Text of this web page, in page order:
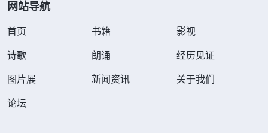
源就是因为凭着撒但的毒素活着，像“人不为己，天
诛地灭”“看透不说透，还是好朋友”“打人不打脸，骂
着这些毒素活着，总想维护与人之间的关系，为了维
护自己的脸面，变得越来越自私、诡诈，没有一点儿
人样，这些毒素已经成为我的本性，我的所做所行都
受它控制，明知道真理却怎么也实行不出来。想到我
网站导航
首页 书籍
影视
诗歌
朗诵
经历见证
图片展
新闻资讯
关于我们
论坛